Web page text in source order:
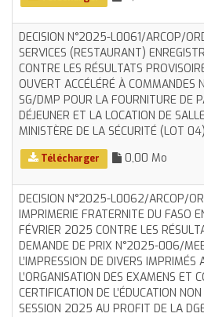
DECISION N°2025-L0061/ARCOP/
SERVICES (RESTAURANT)
CONTRE LES RÉSULTATS
OUVERT ACCÉLÉRÉ À
SG/DMP POUR LA FOURNITURE DE
DÉJEUNER ET LA LOCATION DE
MINISTÈRE DE LA SÉCURITÉ (LOT
Télécharger 0,00 Mo
DECISION N°2025-L0062/ARCOP/
IMPRIMERIE FRATERNITE DU FASO
FÉVRIER 2025 CONTRE LES
DEMANDE DE PRIX N°2025-006/
L’IMPRESSION DE DIVERS IMPRIMÉS
L’ORGANISATION DES EXAMENS ET
CERTIFICATION DE L’ÉDUCATION
SESSION 2025 AU PROFIT DE LA